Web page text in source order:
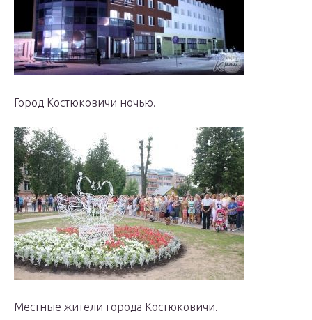
Город Костюковичи ночью.
Местные жители города Костюковичи.